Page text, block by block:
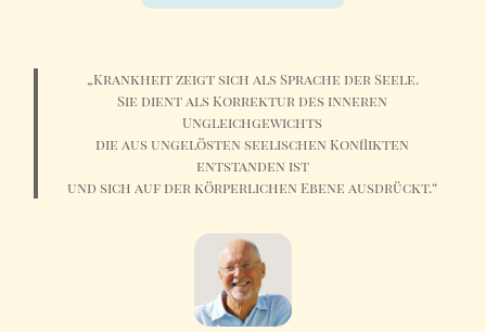
„Krankheit zeigt sich als Sprache der Seele.
Sie dient als Korrektur des inneren
Ungleichgewichts
die aus ungelösten seelischen Konflikten
entstanden ist
und sich auf der körperlichen Ebene ausdrückt.“